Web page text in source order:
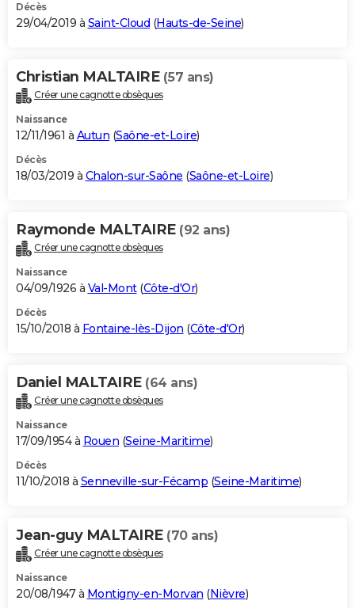
Décès
29/04/2019 à Saint-Cloud (Hauts-de-Seine)
Christian MALTAIRE (57 ans)
Créer une cagnotte obsèques
Naissance
12/11/1961 à Autun (Saône-et-Loire)
Décès
18/03/2019 à Chalon-sur-Saône (Saône-et-Loire)
Raymonde MALTAIRE (92 ans)
Créer une cagnotte obsèques
Naissance
04/09/1926 à Val-Mont(Côte-d'Or)
Décès
15/10/2018 à Fontaine-lès-Dijon (Côte-d'Or)
Daniel MALTAIRE (64 ans)
Créer une cagnotte obsèques
Naissance
17/09/1954 à Rouen (Seine-Maritime)
Décès
11/10/2018 à Senneville-sur-Fécamp (Seine-Maritime)
Jean-guy MALTAIRE (70 ans)
Créer une cagnotte obsèques
Naissance
20/08/1947 à Montigny-en-Morvan (Nièvre)